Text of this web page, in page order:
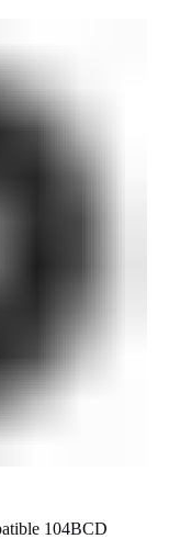
104BCD